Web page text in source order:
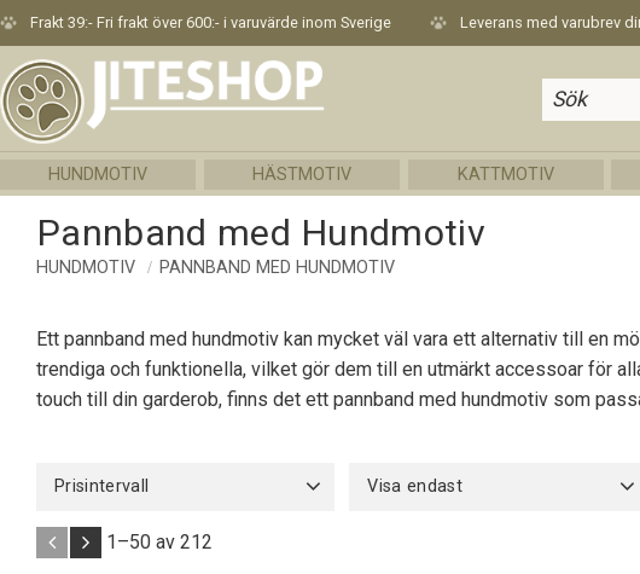
Frakt 39:- Fri frakt över 600:- i varuvärde inom Sverige Leverans med varubrev
HUNDMOTIV HÄSTMOTIV KATTMOTIV
Pannband med Hundmotiv
HUNDMOTIV PANNBAND MED HUNDMOTIV
Ett pannband med hundmotiv kan mycket väl vara ett alternativ till en
trendiga och funktionella, vilket gör dem till en utmärkt accessoar för
touch till din garderob, finns det ett pannband med hundmotiv som
Prisintervall Visa endast
1–50 av 212